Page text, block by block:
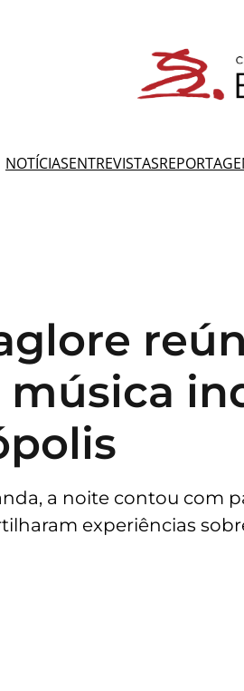
NOTÍCIASENTREVISTAS
música
a noite contou com
experiências